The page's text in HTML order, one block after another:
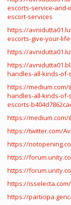
escorts-service-
escort-services
https://
escorts-give-your-
https://
https://
handles-all-kinds-
https://medium.com/
handles-all-kinds-
escorts-
https://medium.com/
https://twitter.com/
https://
https://
https://
https://
https://